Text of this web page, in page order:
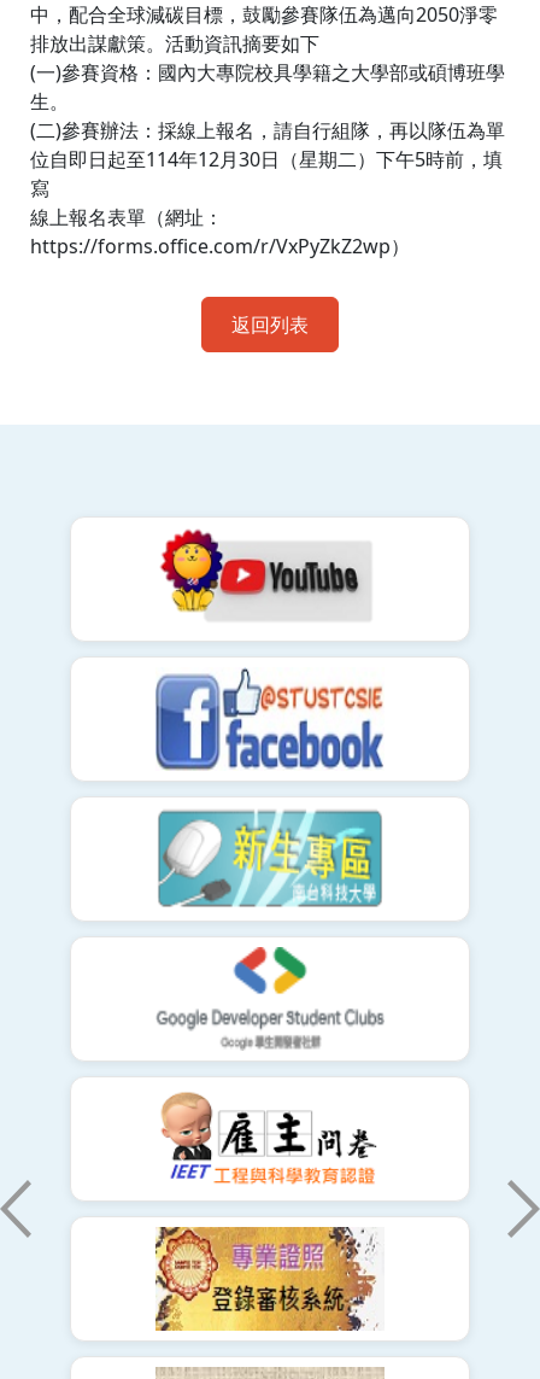
中，配合全球減碳目標，鼓勵參賽隊伍為邁向2050淨零
排放出謀獻策。活動資訊摘要如下
(一)參賽資格：國內大專院校具學籍之大學部或碩博班學
生。
(二)參賽辦法：採線上報名，請自行組隊，再以隊伍為單
位自即日起至114年12月30日（星期二）下午5時前，填
寫
線上報名表單（網址：
https://forms.office.com/r/VxPyZkZ2wp）
返回列表